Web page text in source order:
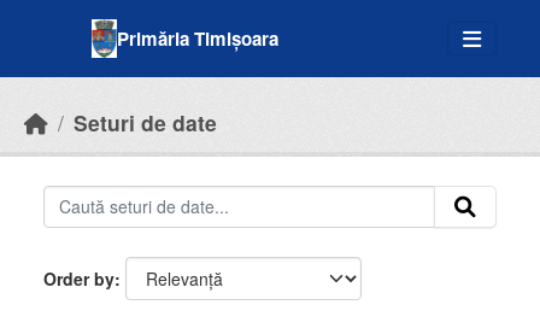
Primăria Timișoara
Seturi de date
Order by